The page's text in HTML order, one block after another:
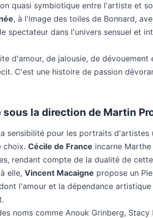
quasi symbiotique entre l'artiste et
, à l'image des toiles de Bonnard,
spectateur dans l'univers sensuel et
d'amour, de jalousie, de dévouement
C'est une histoire de passion
la direction de Martin
sensibilité pour les portraits d'artistes
choix. Cécile de France incarne
rendant compte de la dualité de
elle, Vincent Macaigne propose un
l'amour et la dépendance artistique
noms comme Anouk Grinberg, Stacy